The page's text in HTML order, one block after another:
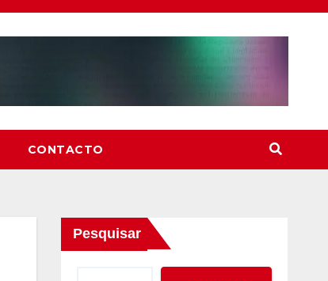
CONTACTO
Pesquisar